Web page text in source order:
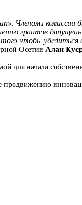
Членами комиссии
грантов допущены
чтобы убедиться
Осетии Алан
начала
продвижению